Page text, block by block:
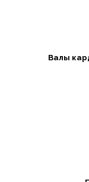
Валы